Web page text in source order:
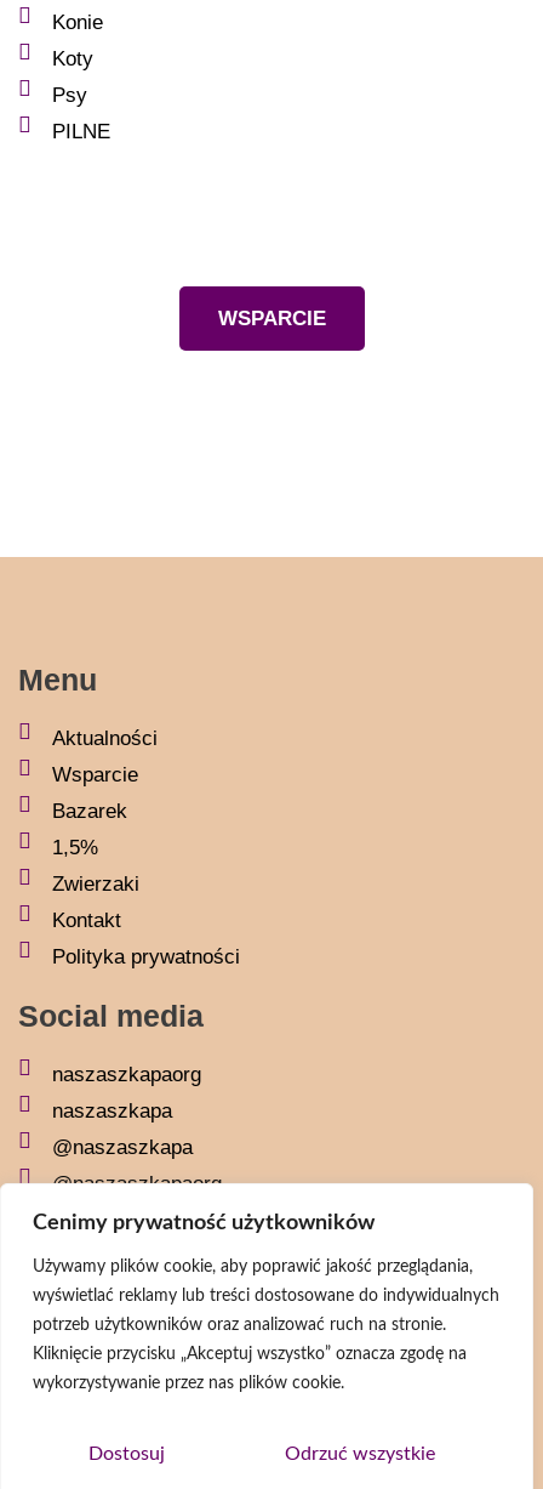
Cenimy prywatność użytkowników
Używamy plików cookie, aby poprawić jakość przeglądania,
wyświetlać reklamy lub treści dostosowane do indywidualnych
potrzeb użytkowników oraz analizować ruch na stronie.
Kliknięcie przycisku „Akceptuj wszystko” oznacza zgodę na
wykorzystywanie przez nas plików cookie.
Dostosuj Odrzuć wszystkie
Konie
Koty
Psy
PILNE
WSPARCIE
Menu
Aktualności
Wsparcie
Bazarek
1,5%
Zwierzaki
Kontakt
Polityka prywatności
Social media
naszaszkapaorg
naszaszkapa
@naszaszkapa
@naszaszkapaorg
Newsletter
Wyrażam zgodę na przetwarzanie moich danych osobowych zgodnie z
Polityką prywatności
ZAPISZ SIĘ